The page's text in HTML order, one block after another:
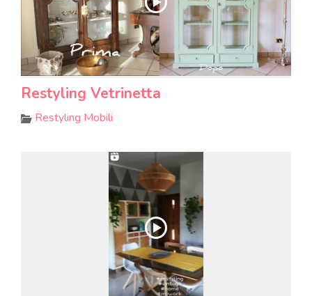
Restyling Vetrinetta
Restyling Mobili